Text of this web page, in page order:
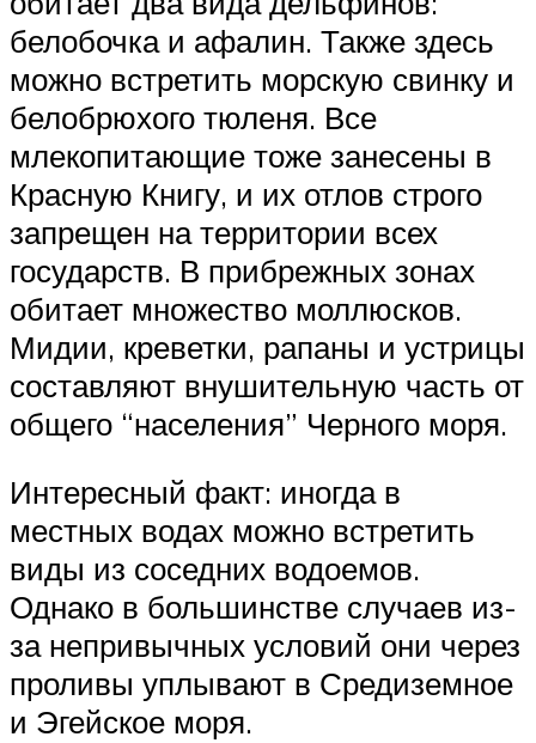
белобочка и афалин. Также здесь
можно встретить морскую свинку и
белобрюхого тюленя. Все
млекопитающие тоже занесены в
Красную Книгу, и их отлов строго
запрещен на территории всех
государств. В прибрежных зонах
обитает множество моллюсков.
Мидии, креветки, рапаны и устрицы
составляют внушительную часть от
общего “населения” Черного моря.
Интересный факт: иногда в
местных водах можно встретить
виды из соседних водоемов.
Однако в большинстве случаев из-
за непривычных условий они через
проливы уплывают в Средиземное
и Эгейское моря.